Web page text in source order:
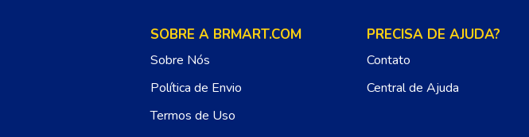
SOBRE A BRMART.COM
Sobre Nós
Política de Envio
Termos de Uso
PRECISA DE AJUDA?
Contato
Central de Ajuda